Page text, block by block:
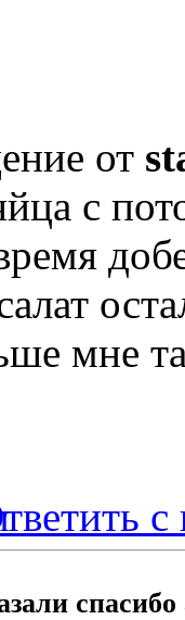
от
с
мне
с